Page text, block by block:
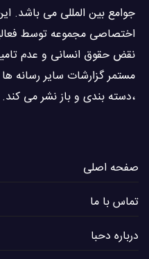
جوامع بین المللى می باشد.
اختصاصی مجموعه توسط
نقض حقوق انسانی و عدم
مستمر گزارشات سایر رسانه
،دسته بندی و باز نشر می كند.
صفحه اصلی
تماس با ما
درباره دحبا